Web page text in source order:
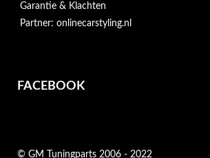
Garantie & Klachten
Partner: onlinecarstyling.nl
FACEBOOK
© GM Tuningparts 2006 - 2022